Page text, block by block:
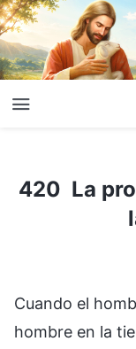
420 La promesa
420 La
Cuando el
hombre en la